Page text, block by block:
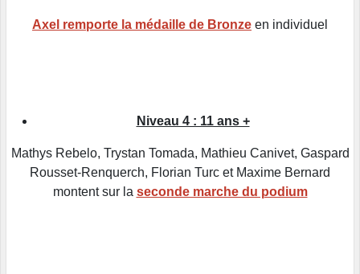
Axel remporte la médaille de Bronze en individuel
Niveau 4 : 11 ans +
Mathys Rebelo, Trystan Tomada, Mathieu Canivet, Gaspard
Rousset-Renquerch, Florian Turc et Maxime Bernard
montent sur la seconde marche du podium